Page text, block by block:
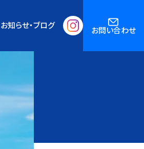
お知らせ・ブログ お問い合わせ